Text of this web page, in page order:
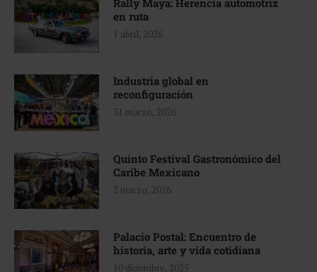
Rally Maya: Herencia automotriz
en ruta
1 abril, 2026
Industria global en
reconfiguración
31 marzo, 2026
Quinto Festival Gastronómico del
Caribe Mexicano
2 marzo, 2026
Palacio Postal: Encuentro de
historia, arte y vida cotidiana
10 diciembre, 2025